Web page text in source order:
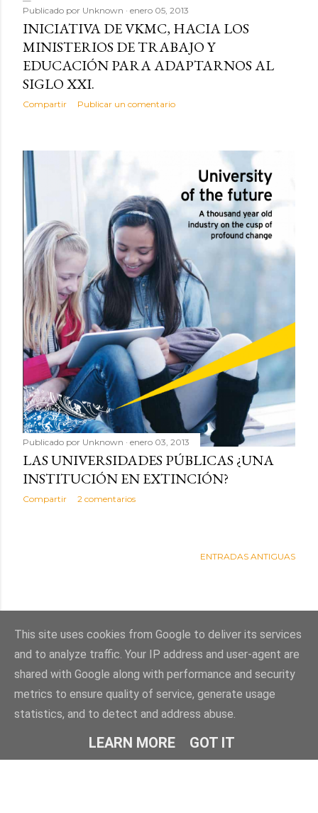
Publicado por Unknown enero 05, 2013
INICIATIVA DE VKMC, HACIA LOS
MINISTERIOS DE TRABAJO Y
EDUCACIÓN PARA ADAPTARNOS AL
SIGLO XXI.
Compartir Publicar un comentario
Publicado por Unknown enero 03, 2013
LAS UNIVERSIDADES PÚBLICAS ¿UNA
INSTITUCIÓN EN EXTINCIÓN?
Compartir 2 comentarios
ENTRADAS ANTIGUAS
Con la tecnología de Blogger
This site uses cookies from Google to deliver its services
and to analyze traffic. Your IP address and user-agent are
shared with Google along with performance and security
metrics to ensure quality of service, generate usage
statistics, and to detect and address abuse.
LEARN MORE GOT IT